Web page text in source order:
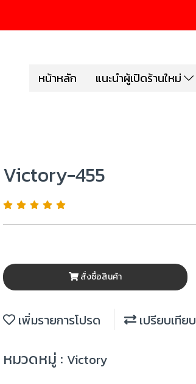
หน้าหลัก แนะนำผู้เปิดร้านใหม่
Victory-455
สั่งซื้อสินค้า
เพิ่มรายการโปรด เปรียบเทียบ
หมวดหมู่ : Victory